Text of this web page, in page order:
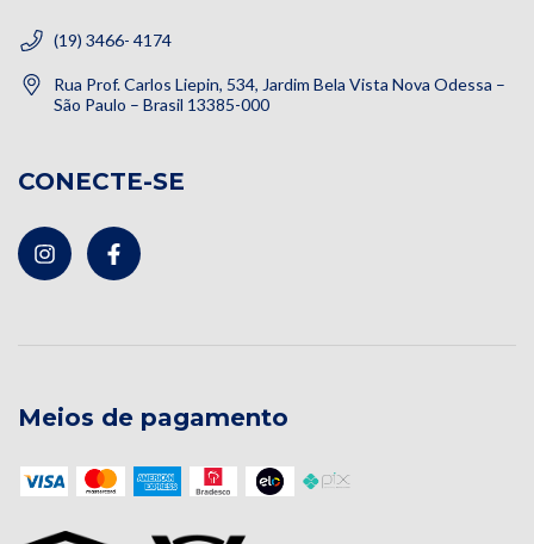
(19) 3466- 4174
Rua Prof. Carlos Liepin, 534, Jardim Bela Vista Nova Odessa –
São Paulo – Brasil 13385-000
CONECTE-SE
Meios de pagamento